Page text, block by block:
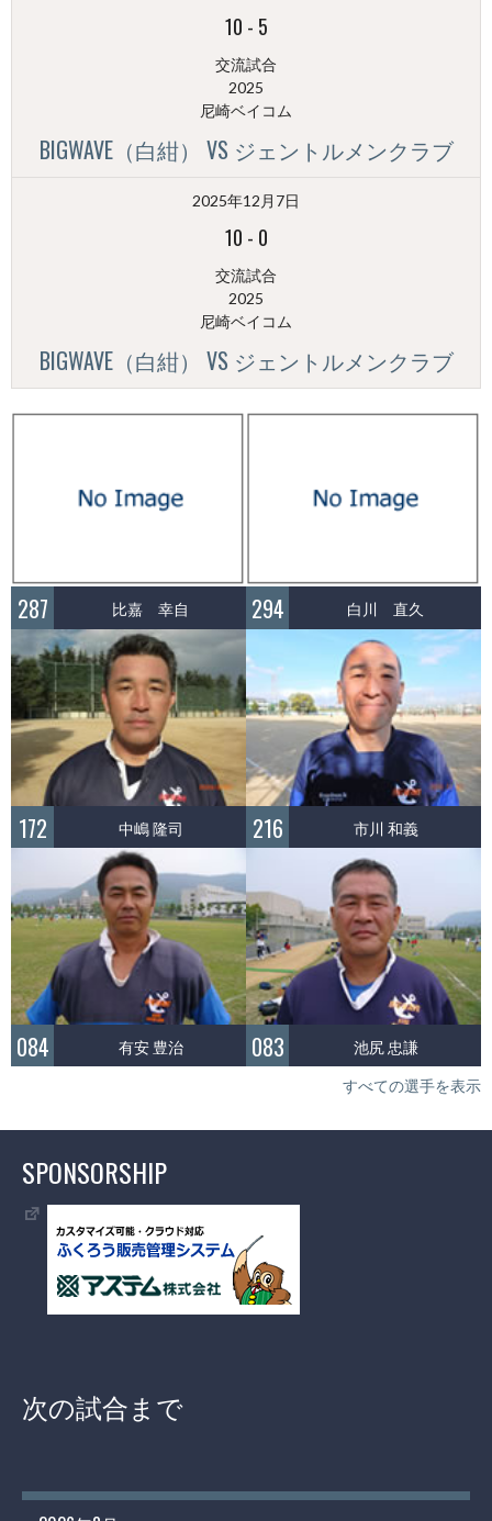
10 - 5
交流試合
2025
尼崎ベイコム
BIGWAVE（白紺） VS ジェントルメンクラブ
2025年12月7日
10 - 0
交流試合
2025
尼崎ベイコム
BIGWAVE（白紺） VS ジェントルメンクラブ
287 比嘉 幸自 294 白川 直久
172 中嶋 隆司 216 市川 和義
084 有安 豊治 083 池尻 忠謙
すべての選手を表示
SPONSORSHIP
次の試合まで